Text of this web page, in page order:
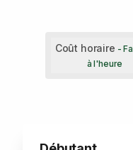
Coût horaire -
à l'heure